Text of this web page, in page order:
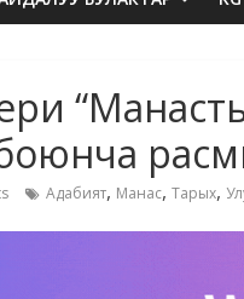
Адабият, Манас, Тарых,